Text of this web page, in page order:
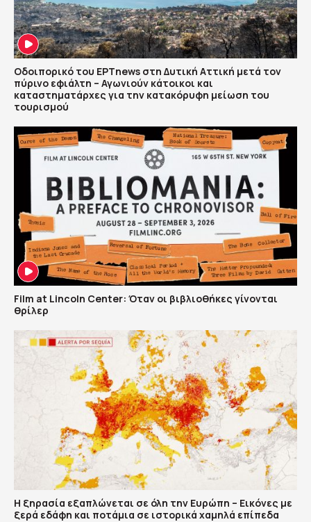
Οδοιπορικό του ΕΡΤnews στη Δυτική Αττική μετά τον
πύρινο εφιάλτη – Αγωνιούν κάτοικοι και
καταστηματάρχες για την κατακόρυφη μείωση του
τουρισμού
Film at Lincoln Center: Όταν οι βιβλιοθήκες γίνονται
θρίλερ
Η ξηρασία εξαπλώνεται σε όλη την Ευρώπη – Εικόνες με
ξερά εδάφη και ποτάμια σε ιστορικά χαμηλά επίπεδα